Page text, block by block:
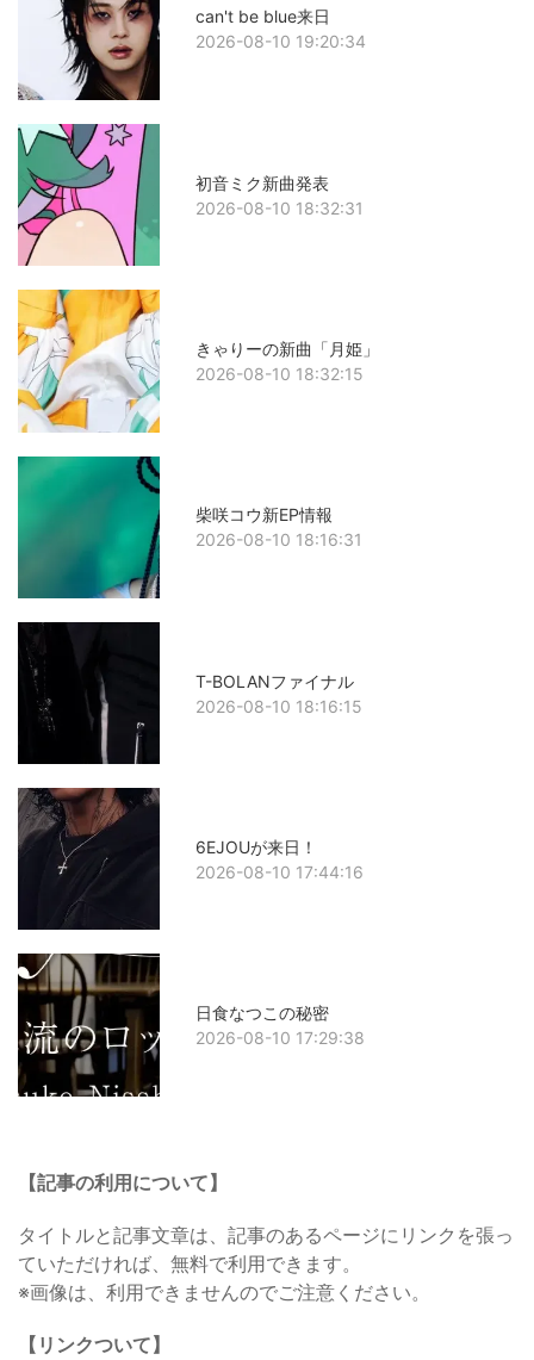
can't be blue来日
2026-08-10 19:20:34
初音ミク新曲発表
2026-08-10 18:32:31
きゃりーの新曲「月姫」
2026-08-10 18:32:15
柴咲コウ新EP情報
2026-08-10 18:16:31
T-BOLANファイナル
2026-08-10 18:16:15
6EJOUが来日！
2026-08-10 17:44:16
日食なつこの秘密
2026-08-10 17:29:38
【記事の利用について】
タイトルと記事文章は、記事のあるページにリンクを張っ
ていただければ、無料で利用できます。
※画像は、利用できませんのでご注意ください。
【リンクついて】